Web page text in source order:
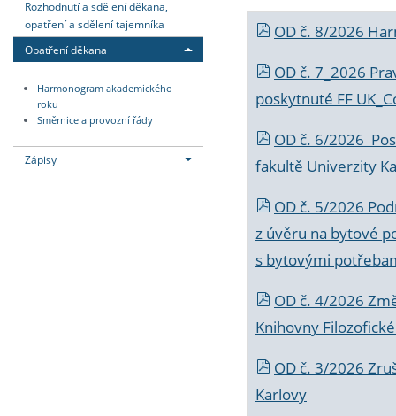
Rozhodnutí a sdělení děkana,
opatření a sdělení tajemníka
Opatření děkana
Harmonogram akademického
roku
Směrnice a provozní řády
Zápisy
OD č. 8/2026
OD č. 7_2026
poskytnuté FF
OD č. 6/2026
fakultě Univerzity
OD č. 5/2026
z úvěru na bytové
s bytovými
OD č. 4/2026
Knihovny
OD č. 3/2026
Karlovy